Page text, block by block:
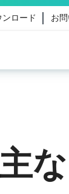
ンロード お